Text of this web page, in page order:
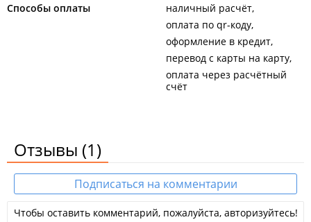
Способы оплаты
наличный расчёт
оплата по qr-коду
оформление в кредит
перевод с карты на карту
оплата через расчётный
счёт
Отзывы (1)
Подписаться на комментарии
Чтобы оставить комментарий, пожалуйста, авторизуйтесь!